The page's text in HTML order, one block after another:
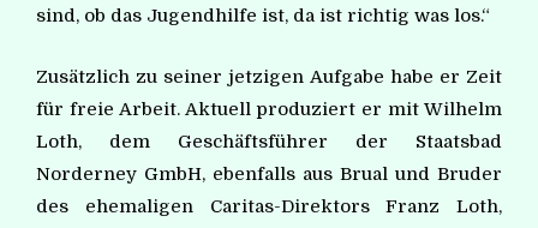
sind, ob das Jugendhilfe ist, da ist richtig was los.“
Zusätzlich zu seiner jetzigen Aufgabe habe er Zeit
für freie Arbeit. Aktuell produziert er mit Wilhelm
Loth, dem Geschäftsführer der Staatsbad
Norderney GmbH, ebenfalls aus Brual und Bruder
des ehemaligen Caritas-Direktors Franz Loth,